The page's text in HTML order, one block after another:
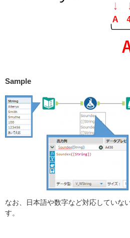
Sample
なお、日本語や数字など対応していな
す。